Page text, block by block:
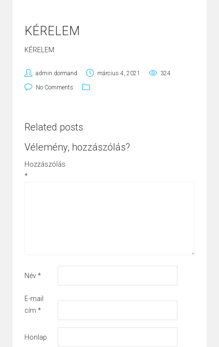
KÉRELEM
KÉRELEM
admin.dormand március 4, 2021 324
No Comments
Related posts
Vélemény, hozzászólás?
Hozzászólás
*
Név*
E-mail
cím *
Honlap